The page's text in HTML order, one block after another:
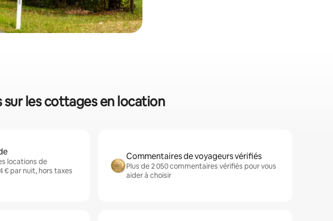
les cottages en location
locations de
€ par nuit, hors taxes
Commentaires de voyageurs vérifiés
Plus de 2 050 commentaires vérifiés pour vous
aider à choisir